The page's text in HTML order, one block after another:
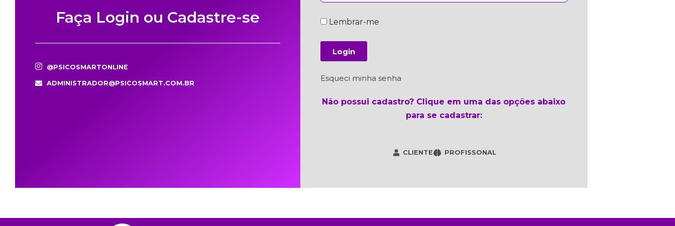
Faça Login ou Cadastre-se
@PSICOSMARTONLINE
ADMINISTRADOR@PSICOSMART.COM.BR
Lembrar-me
Login
Esqueci minha senha
Não possui cadastro? Clique em uma das opções abaixo
para se cadastrar:
CLIENTE PROFISSONAL